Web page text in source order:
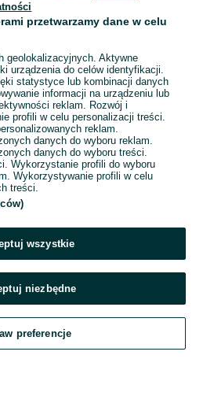
Podchybie
Odświeżono dnia 24 lipca 2026
3 4 5
/ SMS
Dodaj Czat Konto
przetwarzamy dane w celu
geolokalizacyjnych. Aktywne
urządzenia do celów identyfikacji.
statystyce lub kombinacji danych
informacji na urządzeniu lub
reklam. Rozwój i
profili w celu personalizacji treści.
reklam.
danych do wyboru reklam.
danych do wyboru treści.
Wykorzystanie profili do wyboru
Wykorzystywanie profili w celu
treści.
wszystkie
niezbędne
preferencje